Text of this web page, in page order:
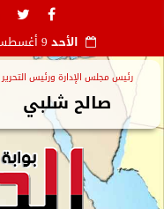
الأحد
رئيس مجلس الإدارة ورئيس التحرير
صالح شلبي